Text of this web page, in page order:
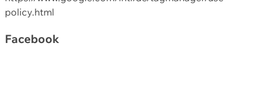
policy.html
Facebook